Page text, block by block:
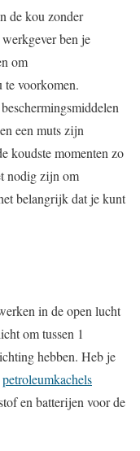
de kou zonder
ben je
om
te voorkomen.
een muts zijn
koudste momenten zo
nodig zijn om
belangrijk dat je kunt
in de open lucht
om tussen 1
hebben. Heb je
petroleumkachels
en batterijen voor de